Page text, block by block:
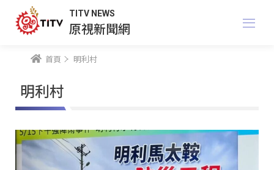
TITV NEWS
原視新聞網
首頁 明利村
明利村